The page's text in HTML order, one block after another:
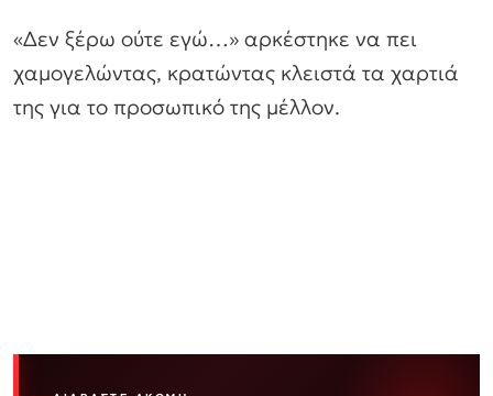
«Δεν ξέρω ούτε εγώ…» αρκέστηκε να πει
χαμογελώντας, κρατώντας κλειστά τα χαρτιά
της για το προσωπικό της μέλλον.